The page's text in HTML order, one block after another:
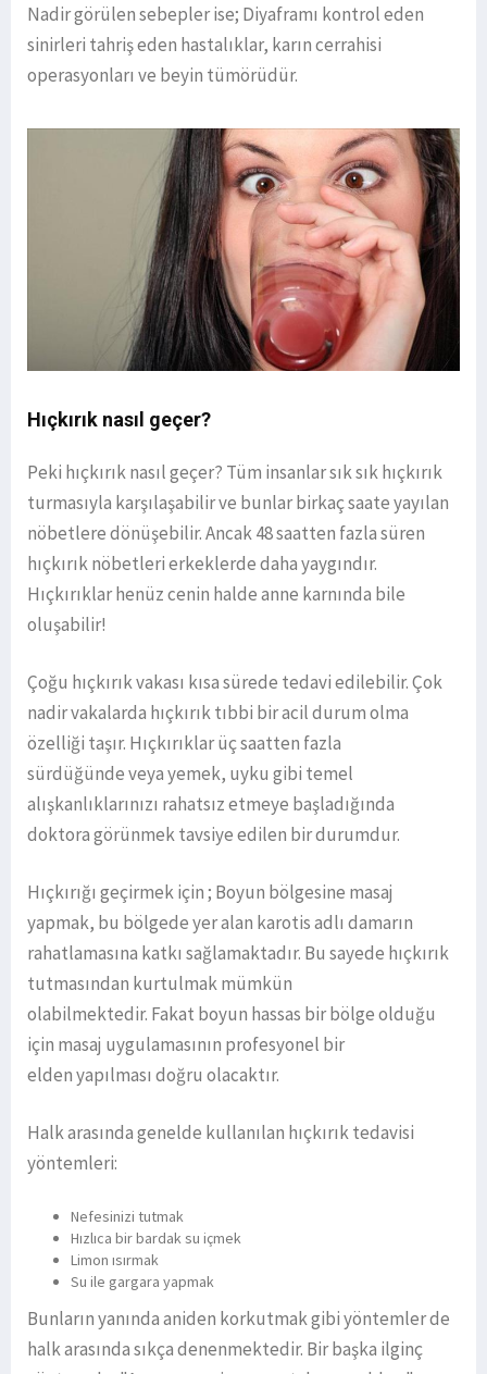
Nadir görülen sebepler ise; Diyaframı kontrol eden
sinirleri tahriş eden hastalıklar, karın cerrahisi
operasyonları ve beyin tümörüdür.
Hıçkırık nasıl geçer?
Peki hıçkırık nasıl geçer? Tüm insanlar sık sık hıçkırık
turmasıyla karşılaşabilir ve bunlar birkaç saate yayılan
nöbetlere dönüşebilir. Ancak 48 saatten fazla süren
hıçkırık nöbetleri erkeklerde daha yaygındır.
Hıçkırıklar henüz cenin halde anne karnında bile
oluşabilir!
Çoğu hıçkırık vakası kısa sürede tedavi edilebilir. Çok
nadir vakalarda hıçkırık tıbbi bir acil durum olma
özelliği taşır. Hıçkırıklar üç saatten fazla
sürdüğünde veya yemek, uyku gibi temel
alışkanlıklarınızı rahatsız etmeye başladığında
doktora görünmek tavsiye edilen bir durumdur.
Hıçkırığı geçirmek için ; Boyun bölgesine masaj
yapmak, bu bölgede yer alan karotis adlı damarın
rahatlamasına katkı sağlamaktadır. Bu sayede hıçkırık
tutmasından kurtulmak mümkün
olabilmektedir. Fakat boyun hassas bir bölge olduğu
için masaj uygulamasının profesyonel bir
elden yapılması doğru olacaktır.
Halk arasında genelde kullanılan hıçkırık tedavisi
yöntemleri:
Nefesinizi tutmak
Hızlıca bir bardak su içmek
Limon ısırmak
Su ile gargara yapmak
Bunların yanında aniden korkutmak gibi yöntemler de
halk arasında sıkça denenmektedir. Bir başka ilginç